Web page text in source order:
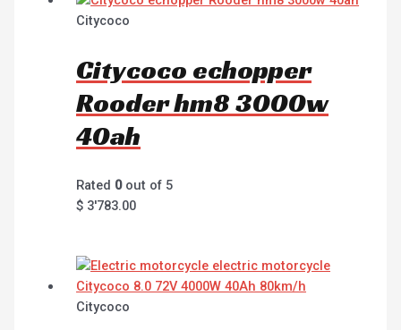
Citycoco
Citycoco echopper
Rooder hm8 3000w
40ah
Rated 0out of 5
$ 3'783.00
Citycoco